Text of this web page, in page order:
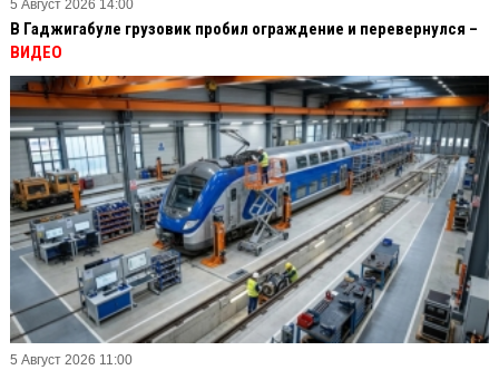
5 Август 2026 14:00
В Гаджигабуле грузовик пробил ограждение и перевернулся –
ВИДЕО
5 Август 2026 11:00